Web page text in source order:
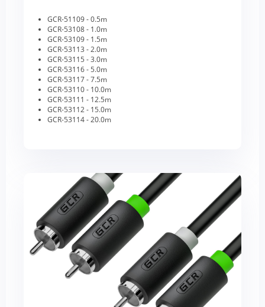
GCR-51109 - 0.5m
GCR-53108 - 1.0m
GCR-53109 - 1.5m
GCR-53113 - 2.0m
GCR-53115 - 3.0m
GCR-53116 - 5.0m
GCR-53117 - 7.5m
GCR-53110 - 10.0m
GCR-53111 - 12.5m
GCR-53112 - 15.0m
GCR-53114 - 20.0m